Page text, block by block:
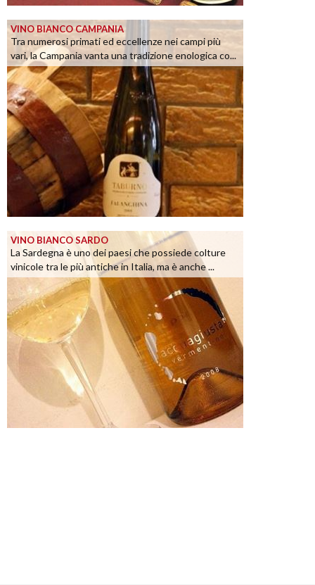
VINO BIANCO CAMPANIA
Tra numerosi primati ed eccellenze nei campi più
vari, la Campania vanta una tradizione enologica co...
VINO BIANCO SARDO
La Sardegna è uno dei paesi che possiede colture
vinicole tra le più antiche in Italia, ma è anche ...